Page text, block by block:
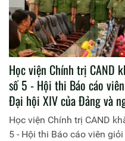
Học viện Chính trị CAND
số 5 - Hội thi Báo cáo
Đại hội XIV của Đảng và
cấp nhiệm kỳ 2025 -
ương
Học viện Chính trị CAND
5 - Hội thi Báo cáo viên